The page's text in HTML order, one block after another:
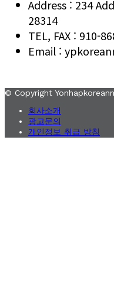
Address : 234
28314
TEL, FAX : 910-
Email :
© Copyright
회사소개
광고문의
개인정보 취급 방침